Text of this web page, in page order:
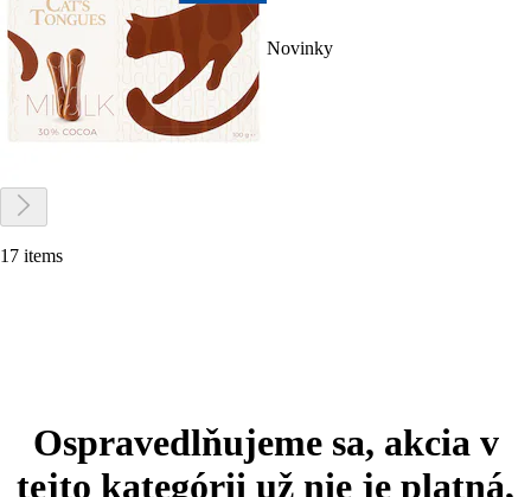
Novinky
17 items
Ospravedlňujeme sa, akcia v
tejto kategórii už nie je platná,